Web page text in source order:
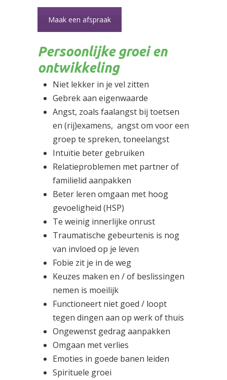
Maak een afspraak
Persoonlijke groei en
ontwikkeling
Niet lekker in je vel zitten
Gebrek aan eigenwaarde
Angst, zoals faalangst bij toetsen
en (rij)examens, angst om voor een
groep te spreken, toneelangst
Intuïtie beter gebruiken
Relatieproblemen met partner of
familielid aanpakken
Beter leren omgaan met hoog
gevoeligheid (HSP)
Te weinig innerlijke onrust
Traumatische gebeurtenis is nog
van invloed op je leven
Fobie zit je in de weg
Keuzes maken en / of beslissingen
nemen is moeilijk
Functioneert niet goed / loopt
tegen dingen aan op werk of thuis
Ongewenst gedrag aanpakken
Omgaan met verlies
Emoties in goede banen leiden
Spirituele groei